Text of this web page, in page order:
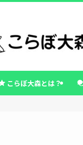
こらぼ大森とは？